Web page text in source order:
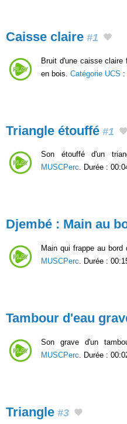
Caisse claire #1
Bruit d'une caisse claire
en bois. Catégorie UCS :
Triangle étouffé #1
Son étouffé d'un
MUSCPerc. Durée :
Djembé : Main au
Main qui frappe au bord
MUSCPerc. Durée :
Tambour d'eau
Son grave d'un
MUSCPerc . Durée :
Triangle #3